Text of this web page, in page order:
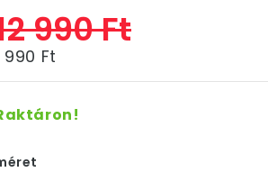
990 Ft
990 Ft